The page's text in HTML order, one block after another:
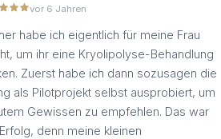
vor 6 Jahren
habe ich eigentlich für meine Frau
um ihr eine Kryolipolyse-Behandlung
Zuerst habe ich dann sozusagen die
als Pilotprojekt selbst ausprobiert, um
Gewissen zu empfehlen. Das war
denn meine kleinen